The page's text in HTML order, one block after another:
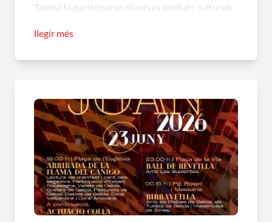
També hi participaran diverses entitats culturals
els Vailets de Gelida, els Grallers de Gelida, els
Diables.
A les 22.00 h, la Plaça de la Vila acollirà el
tradicionalSopar Popular. Les persones
assistents hauran de portar el seu sopar, mentre
que l’Ajuntament oferirà coca i cava. Les
inscripcions es podran formalitzar del 5 al 18 de
llegir més